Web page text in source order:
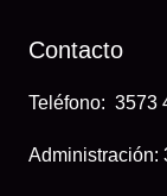
Contacto
Teléfono: 3573
Administración: